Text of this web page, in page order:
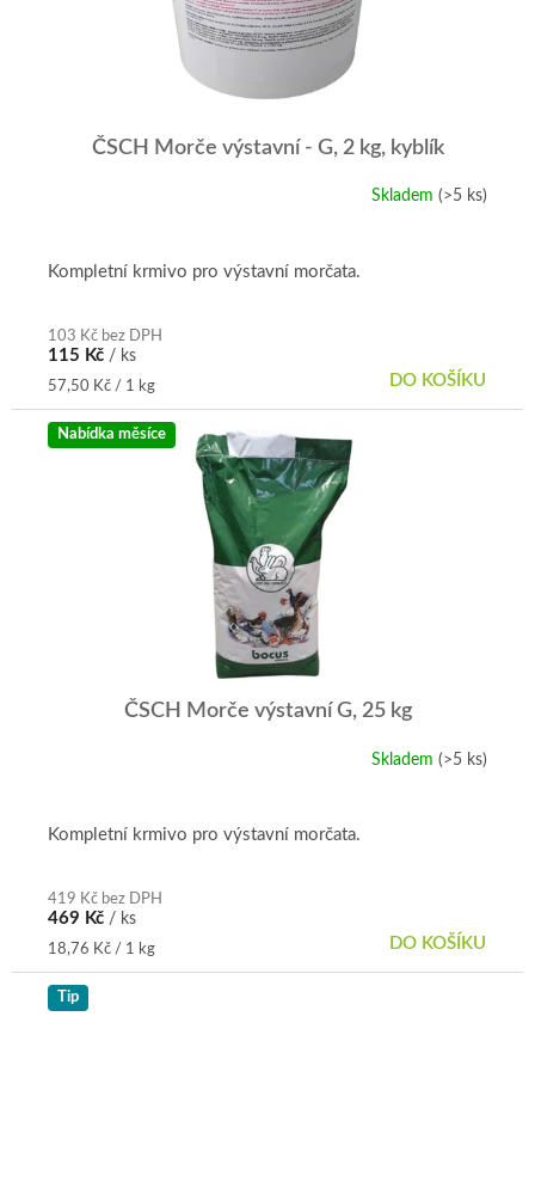
ČSCH Morče výstavní - G, 2 kg, kyblík
je
5
hvězdiček.
Skladem(>5 ks)
103 Kč bez DPH
115 Kč / ks
Měrná
cena:
57,50 Kč / 1 kg DO KOŠÍKU
Kompletní krmivo pro výstavní morčata.
Nabídka měsíce
ČSCH Morče výstavní G, 25 kg
je
5
hvězdiček.
Skladem(>5 ks)
419 Kč bez DPH
469 Kč / ks
Měrná
cena:
18,76 Kč / 1 kg DO KOŠÍKU
Kompletní krmivo pro výstavní morčata.
Tip